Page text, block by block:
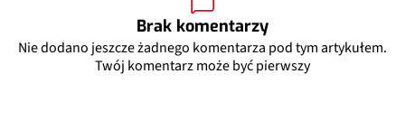
Brak komentarzy
Nie dodano jeszcze żadnego komentarza pod tym artykułem.
Twój komentarz może być pierwszy